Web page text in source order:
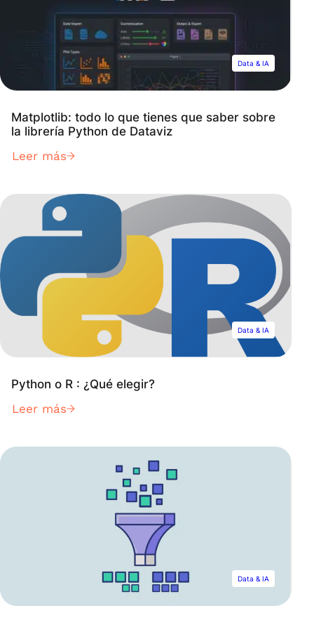
Data & IA
Matplotlib: todo lo que tienes que saber sobre
la librería Python de Dataviz
Leer más
Data & IA
Python o R : ¿Qué elegir?
Leer más
Data & IA